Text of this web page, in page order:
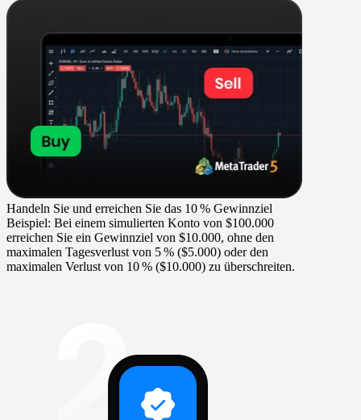
Handeln Sie und erreichen Sie das 10 % Gewinnziel
Beispiel: Bei einem simulierten Konto von $100.000
erreichen Sie ein Gewinnziel von $10.000, ohne den
maximalen Tagesverlust von 5 % ($5.000) oder den
maximalen Verlust von 10 % ($10.000) zu überschreiten.